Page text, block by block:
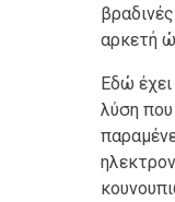
αρκετή
Εδώ
λύση που